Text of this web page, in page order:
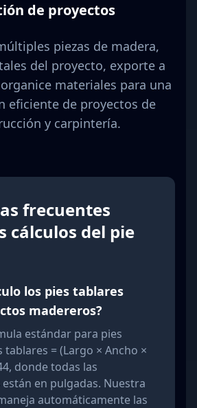
de proyectos
piezas de madera,
del proyecto, exporte a
materiales para una
eficiente de proyectos de
y carpintería.
frecuentes
cálculos del pie
los pies tablares
madereros?
estándar para pies
tablares = (Largo × Ancho ×
donde todas las
en pulgadas. Nuestra
automáticamente las